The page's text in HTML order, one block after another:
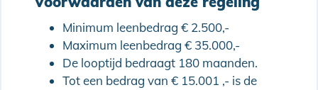
Minimum leenbedrag € 2.500,-
Maximum leenbedrag € 35.000,-
De looptijd bedraagt 180 maanden.
Tot een bedrag van € 15.001 ,- is de